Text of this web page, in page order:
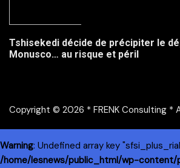
Tshisekedi décide de précipiter le
Monusco… au risque et péril
Copyright © 2026 * FRENK Consulting *
Warning: Undefined array key
/home/lesnews/public_html/wp-content/